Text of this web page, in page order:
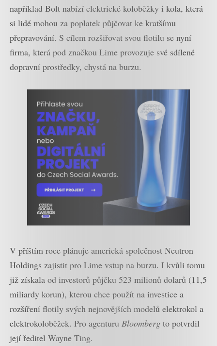
například Bolt nabízí elektrické koloběžky i kola, která
si lidé mohou za poplatek půjčovat ke kratšímu
přepravování. S cílem rozšiřovat svou flotilu se nyní
firma, která pod značkou Lime provozuje své sdílené
dopravní prostředky, chystá na burzu.
V příštím roce plánuje americká společnost Neutron
Holdings zajistit pro Lime vstup na burzu. I kvůli tomu
již získala od investorů půjčku 523 milionů dolarů (11,5
miliardy korun), kterou chce použít na investice a
rozšíření flotily svých nejnovějších modelů elektrokol a
elektrokoloběžek. Pro agenturu Bloomberg to potvrdil
její ředitel Wayne Ting.